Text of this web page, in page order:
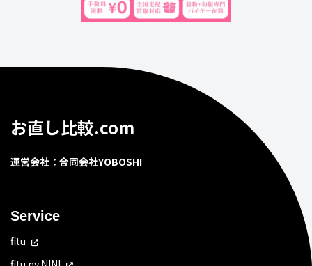
お直し比較.com
運営会社：合同会社YOBOSHI
Service
fitu